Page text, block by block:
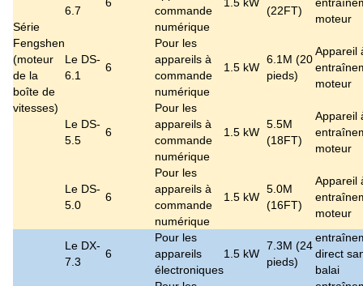
Série
Fengshen
(moteur
de la
boîte de
vitesses)
6.7
commande
numérique
(22FT)
moteur
Le DS-
6.1
6
Pour les
appareils à
commande
numérique
1.5 kW
6.1M (20
pieds)
Appareil
moteur
Le DS-
5.5
6
Pour les
appareils à
commande
numérique
1.5 kW
5.5M
(18FT)
Appareil
moteur
Le DS-
5.0
6
Pour les
appareils à
commande
numérique
1.5 kW
5.0M
(16FT)
Appareil
moteur
Le DX-
7.3
6
Pour les
appareils
électroniques
1.5 kW
7.3M (24
pieds)
direct
balai